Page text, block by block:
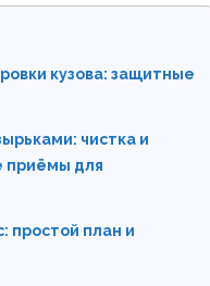
кузова: защитные
чистка и
приёмы для
простой план и